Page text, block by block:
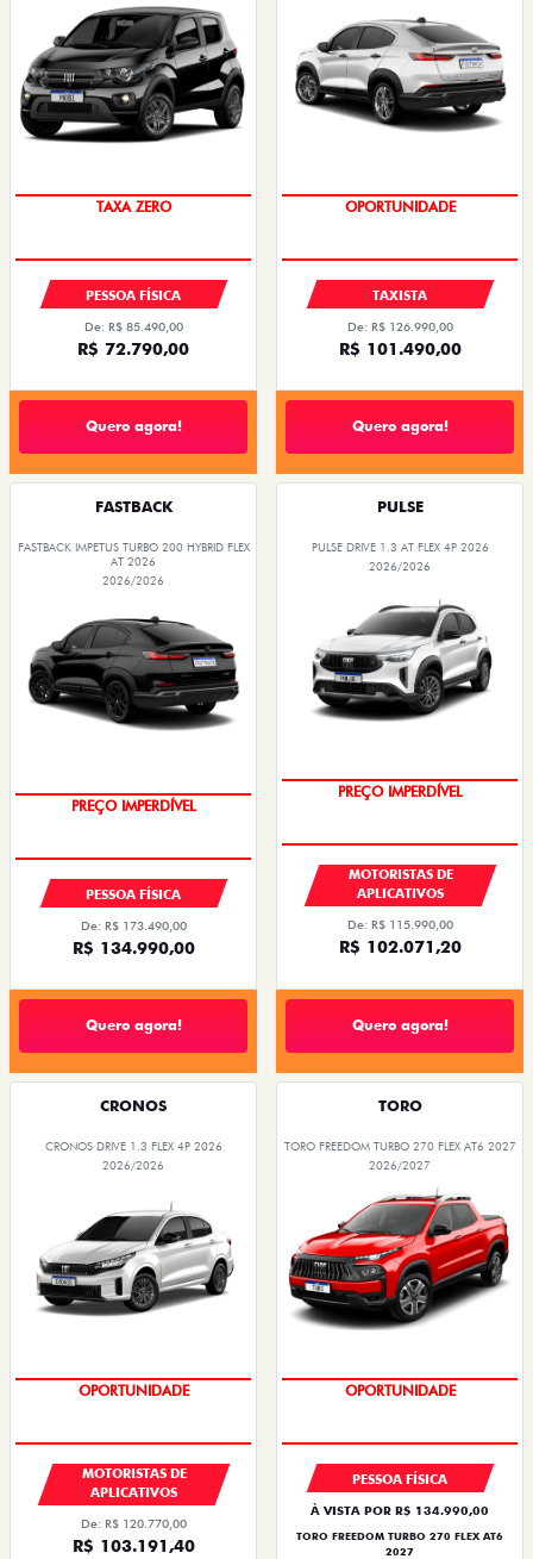
PREÇO IMPERDÍVEL
PESSOA FÍSICA
De: R$ 85.490,00
R$ 72.790,00
Quero agora!
OPORTUNIDADE
TAXISTA
De: R$ 126.990,00
R$ 101.490,00
Quero agora!
FASTBACK
FASTBACK IMPETUS TURBO 200 HYBRID FLEX
AT 2026
2026/2026
OPORTUNIDADE
PESSOA FÍSICA
De: R$ 173.490,00
R$ 134.990,00
Quero agora!
PULSE
PULSE DRIVE 1.3 AT FLEX 4P 2026
2026/2026
PREÇO IMPERDÍVEL
MOTORISTAS DE
APLICATIVOS
De: R$ 115.990,00
R$ 102.071,20
Quero agora!
CRONOS
CRONOS DRIVE 1.3 FLEX 4P 2026
2026/2026
OPORTUNIDADE
MOTORISTAS DE
APLICATIVOS
De: R$ 120.770,00
R$ 103.191,40
TORO
TORO FREEDOM TURBO 270 FLEX AT6 2027
2026/2027
SUPERVALORIZAÇÃO DO USADO
PESSOA FÍSICA
À VISTA POR R$ 134.990,00
TORO FREEDOM TURBO 270 FLEX AT6
2027